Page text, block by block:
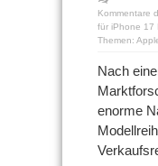
Kommentare
für iPhone 17
Themen:
Nach
enorme